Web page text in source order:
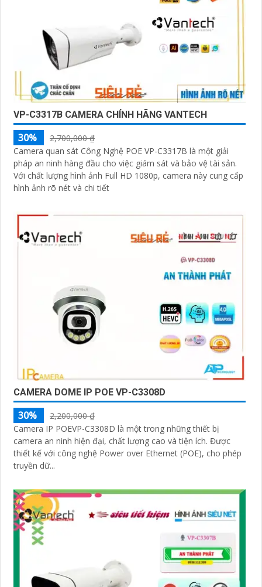
VP-C3317B CAMERA CHÍNH HÃNG VANTECH
30%
2,700,000 ₫
Camera quan sát Công Nghệ POE VP-C3317B là một giải
pháp an ninh hàng đầu cho việc giám sát và bảo vệ tài sản.
Với chất lượng hình ảnh Full HD 1080p, camera này cung cấp
hình ảnh rõ nét và chi tiết
CAMERA DOME IP POE VP-C3308D
30%
2,200,000 ₫
Camera IP POEVP-C3308D là một trong những thiết bị
camera an ninh hiện đại, chất lượng cao và tiện ích. Được
thiết kế với công nghệ Power over Ethernet (POE), cho phép
truyền dữ...